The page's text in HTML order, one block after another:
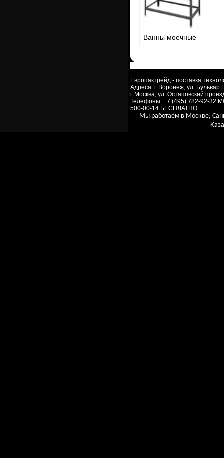
Ванны моечные
Европактрейд - поставка
Адреса: г. Воронеж, ул.
г. Москва, ул. Остаповский
Телефоны: +7 (495) 782-92-32
500-00-14 БЕСПЛАТНО
Мы работаем в Москве,